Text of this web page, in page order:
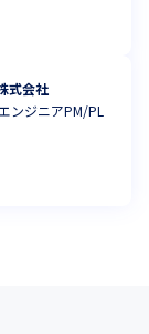
式会社
ンジニアPM/PL